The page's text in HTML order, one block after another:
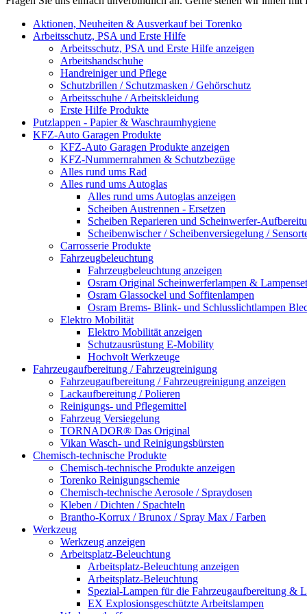
Aktionen, Neuheiten & Ausverkauf bei Torenko
Arbeitsschutz, PSA und Erste Hilfe
Arbeitsschutz, PSA und Erste Hilfe anzeigen
Arbeitshandschuhe
Handreiniger und Pflege
Schutzbrillen / Schutzmasken / Gehörschutz
Arbeitsschuhe / Arbeitskleidung
Erste Hilfe Produkte
Putzlappen - Papier & Waschraumhygiene
KFZ-Auto Garagen Produkte
KFZ-Auto Garagen Produkte anzeigen
KFZ-Nummernrahmen & Schutzbezüge
Alles rund ums Rad
Alles rund ums Autoglas
Alles rund ums Autoglas anzeigen
Scheiben Austrennen - Ersetzen
Scheiben Reparieren und Scheinwerfer-
Scheibenwischer / Scheibenversiegelung /
Carrosserie Produkte
Fahrzeugbeleuchtung
Fahrzeugbeleuchtung anzeigen
Osram Original Scheinwerferlampen &
Osram Glassockel und Soffitenlampen
Osram Brems- Blink- und Schlusslichtlampen
Elektro Mobilität
Elektro Mobilität anzeigen
Schutzausrüstung E-Mobility
Hochvolt Werkzeuge
Fahrzeugaufbereitung / Fahrzeugreinigung
Fahrzeugaufbereitung / Fahrzeugreinigung anzeigen
Lackaufbereitung / Polieren
Reinigungs- und Pflegemittel
Fahrzeug Versiegelung
TORNADOR® Das Original
Vikan Wasch- und Reinigungsbürsten
Chemisch-technische Produkte
Chemisch-technische Produkte anzeigen
Torenko Reinigungschemie
Chemisch-technische Aerosole / Spraydosen
Kleben / Dichten / Spachteln
Brantho-Korrux / Brunox / Spray Max / Farben
Werkzeug
Werkzeug anzeigen
Arbeitsplatz-Beleuchtung
Arbeitsplatz-Beleuchtung anzeigen
Arbeitsplatz-Beleuchtung
Spezial-Lampen für die Fahrzeugaufbereitung &
EX Explosionsgeschützte Arbeitslampen